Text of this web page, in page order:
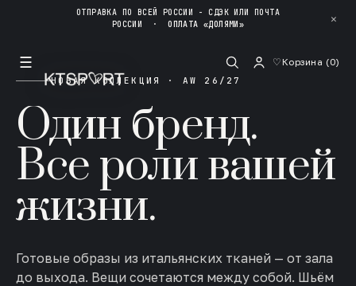
ОТПРАВКА ПО ВСЕЙ РОССИИ - СДЭК ИЛИ ПОЧТА
РОССИИ ·ОПЛАТА «ДОЛЯМИ» ✕
☰ ♡Корзина (0)
НОВАЯ КОЛЛЕКЦИЯ · AW 26/27
Один бренд.
Все роли вашей
жизни.
Готовые образы из итальянских тканей — от зала
до выхода. Вещи сочетаются между собой. Шьём